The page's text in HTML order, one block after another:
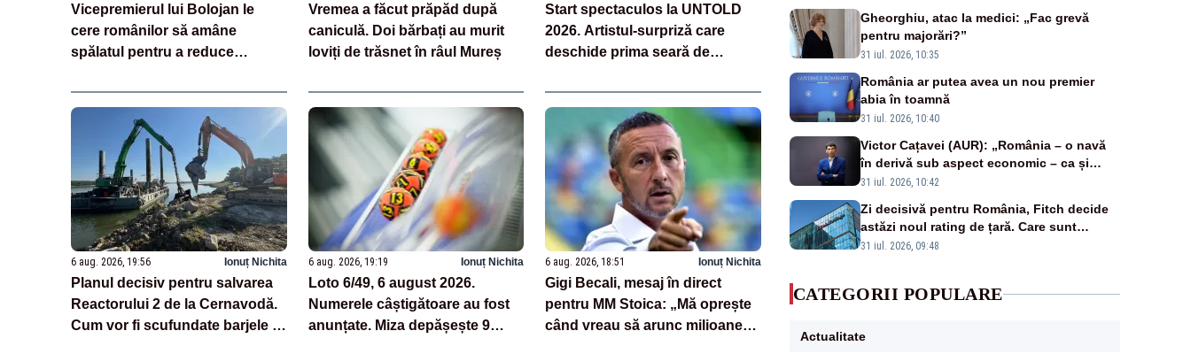
Vicepremierul lui Bolojan le
cere românilor să amâne
spălatul pentru a reduce
Vremea a făcut prăpăd după
caniculă. Doi bărbați au murit
loviți de trăsnet în râul Mureș
Start spectaculos la UNTOLD
2026. Artistul-surpriză care
deschide prima seară de
6 aug. 2026, 19:56 Ionuț Nichita
Planul decisiv pentru salvarea
Reactorului 2 de la Cernavodă.
Cum vor fi scufundate barjele în
6 aug. 2026, 19:19 Ionuț Nichita
Loto 6/49, 6 august 2026.
Numerele câștigătoare au fost
anunțate. Miza depășește 9
6 aug. 2026, 18:51 Ionuț Nichita
Gigi Becali, mesaj în direct
pentru MM Stoica: „Mă oprește
când vreau să arunc milioane
Gheorghiu, atac la medici: „Fac grevă
pentru majorări?”
31 iul. 2026, 10:35
România ar putea avea un nou premier
abia în toamnă
31 iul. 2026, 10:40
Victor Cațavei (AUR): „România – o navă
în derivă sub aspect economic – ca și
rezultat al guvernărilor din ultimii 36 de
31 iul. 2026, 10:42
Zi decisivă pentru România, Fitch decide
astăzi noul rating de țară. Care sunt
efectele retrogradării la categoria „junk”
31 iul. 2026, 09:48
CATEGORII POPULARE
Actualitate